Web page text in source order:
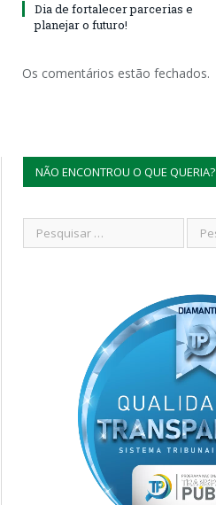
Dia de fortalecer parcerias e
planejar o futuro!
Os comentários estão fechados.
NÃO ENCONTROU O QUE QUERIA?